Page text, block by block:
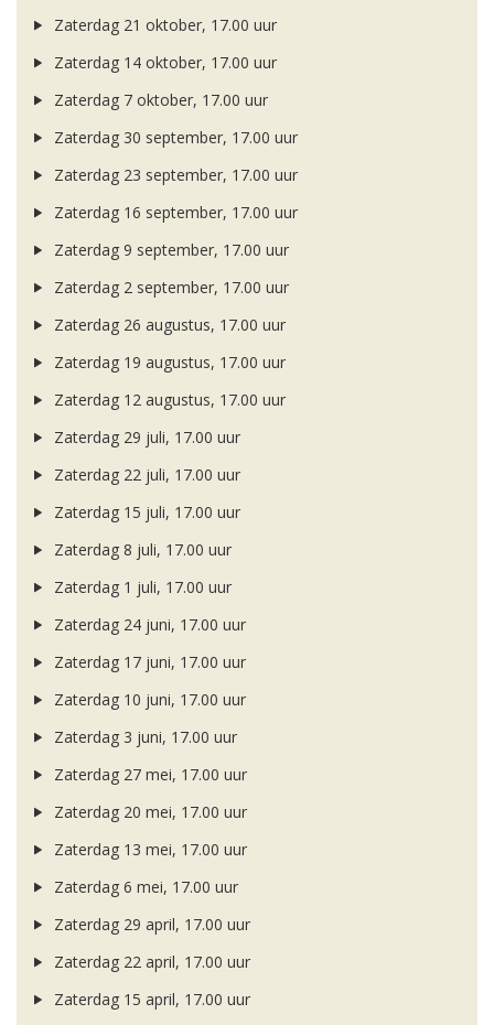
Zaterdag 21 oktober, 17.00 uur
Zaterdag 14 oktober, 17.00 uur
Zaterdag 7 oktober, 17.00 uur
Zaterdag 30 september, 17.00 uur
Zaterdag 23 september, 17.00 uur
Zaterdag 16 september, 17.00 uur
Zaterdag 9 september, 17.00 uur
Zaterdag 2 september, 17.00 uur
Zaterdag 26 augustus, 17.00 uur
Zaterdag 19 augustus, 17.00 uur
Zaterdag 12 augustus, 17.00 uur
Zaterdag 29 juli, 17.00 uur
Zaterdag 22 juli, 17.00 uur
Zaterdag 15 juli, 17.00 uur
Zaterdag 8 juli, 17.00 uur
Zaterdag 1 juli, 17.00 uur
Zaterdag 24 juni, 17.00 uur
Zaterdag 17 juni, 17.00 uur
Zaterdag 10 juni, 17.00 uur
Zaterdag 3 juni, 17.00 uur
Zaterdag 27 mei, 17.00 uur
Zaterdag 20 mei, 17.00 uur
Zaterdag 13 mei, 17.00 uur
Zaterdag 6 mei, 17.00 uur
Zaterdag 29 april, 17.00 uur
Zaterdag 22 april, 17.00 uur
Zaterdag 15 april, 17.00 uur